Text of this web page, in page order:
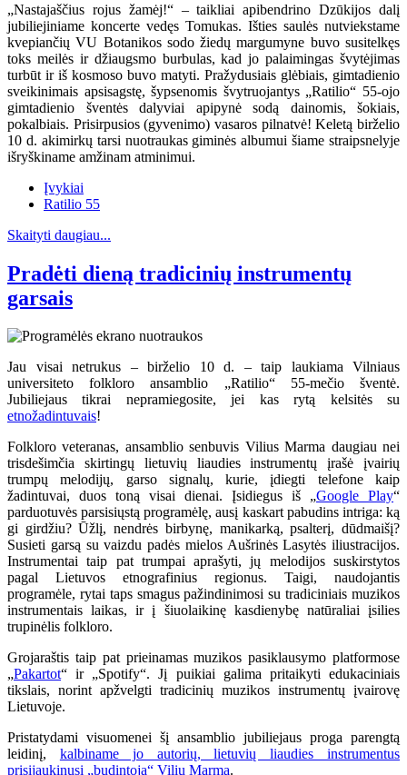
„Nastajaščius rojus žamėj!“ – taikliai apibendrino Dzūkijos dalį
jubiliejiniame koncerte vedęs Tomukas. Išties saulės nutviekstame
kvepiančių VU Botanikos sodo žiedų margumyne buvo susitelkęs
toks meilės ir džiaugsmo burbulas, kad jo palaimingas švytėjimas
turbūt ir iš kosmoso buvo matyti. Pražydusiais glėbiais, gimtadienio
sveikinimais apsisagstę, šypsenomis švytruojantys „Ratilio“ 55-ojo
gimtadienio šventės dalyviai apipynė sodą dainomis, šokiais,
pokalbiais. Prisirpusios (gyvenimo) vasaros pilnatvė! Keletą birželio
10 d. akimirkų tarsi nuotraukas giminės albumui šiame straipsnelyje
išryškiname amžinam atminimui.
Įvykiai
Ratilio 55
Skaityti daugiau...
Pradėti dieną tradicinių instrumentų
garsais
Jau visai netrukus – birželio 10 d. – taip laukiama Vilniaus
universiteto folkloro ansamblio „Ratilio“ 55-mečio šventė.
Jubiliejaus tikrai nepramiegosite, jei kas rytą kelsitės su
etnožadintuvais!
Folkloro veteranas, ansamblio senbuvis Vilius Marma daugiau nei
trisdešimčia skirtingų lietuvių liaudies instrumentų įrašė įvairių
trumpų melodijų, garso signalų, kurie, įdiegti telefone kaip
žadintuvai, duos toną visai dienai. Įsidiegus iš „Google Play“
parduotuvės parsisiųstą programėlę, ausį kaskart pabudins intriga: ką
gi girdžiu? Ūžlį, nendrės birbynę, manikarką, psalterį, dūdmaišį?
Susieti garsą su vaizdu padės mielos Aušrinės Lasytės iliustracijos.
Instrumentai taip pat trumpai aprašyti, jų melodijos suskirstytos
pagal Lietuvos etnografinius regionus. Taigi, naudojantis
programėle, rytai taps smagus pažindinimosi su tradiciniais muzikos
instrumentais laikas, ir į šiuolaikinę kasdienybę natūraliai įsilies
trupinėlis folkloro.
Grojaraštis taip pat prieinamas muzikos pasiklausymo platformose
„Pakartot“ ir „Spotify“. Jį puikiai galima pritaikyti edukaciniais
tikslais, norint apžvelgti tradicinių muzikos instrumentų įvairovę
Lietuvoje.
Pristatydami visuomenei šį ansamblio jubiliejaus proga parengtą
leidinį, kalbiname jo autorių, lietuvių liaudies instrumentus
prisijaukinusį „budintoją“ Vilių Marmą.